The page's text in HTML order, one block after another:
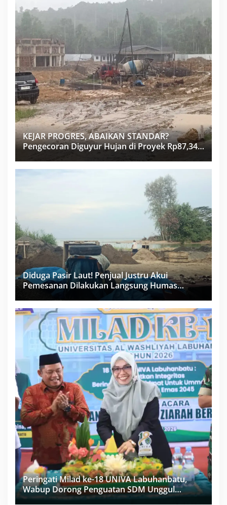
KEJAR PROGRES, ABAIKAN STANDAR?
Pengecoran Diguyur Hujan di Proyek Rp87,34
Miliar Sukma Nias, Konsultan, Pengawas dan
PPK Bungkam
Diduga Pasir Laut! Penjual Justru Akui
Pemesanan Dilakukan Langsung Humas
Peringati Milad ke-18 UNIVA Labuhanbatu,
Wabup Dorong Penguatan SDM Unggul
Menuju Indonesia Emas 2045